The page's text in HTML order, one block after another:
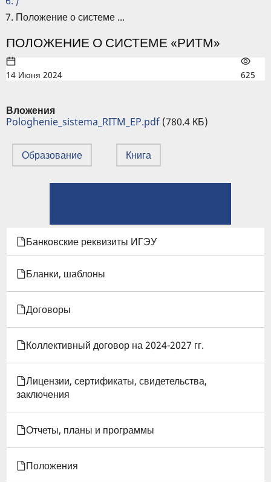
Положение о системе ...
ПОЛОЖЕНИЕ О СИСТЕМЕ «РИТМ»
14 Июня 2024 625
Вложения
Pologhenie_sistema_RITM_EP.pdf (780.4 КБ)
Образование Книга
КНИГИ
ДЛЯ
ПОЛОЖЕНИЕ
О
СИСТЕМЕ
«РИТМ»
Банковские реквизиты ИГЭУ
Бланки, шаблоны
Договоры
Коллективный договор на 2024-2027 гг.
Лицензии, сертификаты, свидетельства,
заключения
Отчеты, планы и программы
Положения